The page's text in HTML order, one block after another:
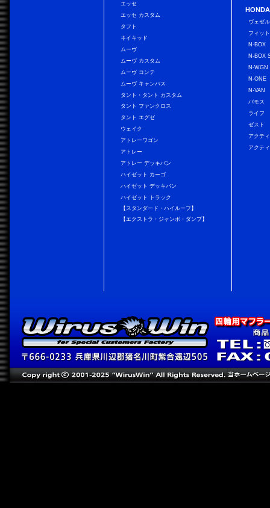
エッセ
エッセ カスタム
タフト
ネイキッド
ムーヴ
ムーヴ カスタム
ムーヴ コンテ
ムーヴ キャンバス
タント・タント カスタム
タント ファンクロス
タント エグゼ
ウェイク
アトレーワゴン
アトレー
アトレー デッキバン
ハイゼット カーゴ
ハイゼット デッキバン
ハイゼット トラック
【スタンダード・ハイルーフ】
【エクストラ・ジャンボ・ダンプ】
HONDA
ヴェゼル
フィット
N-BOX
N-BOX
N-WGN
N-ONE
N-VAN
バモス
ライフ
ゼスト
アクテ
アクテ